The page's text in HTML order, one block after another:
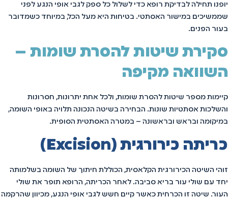
יופנו תחילה לבדיקת רופא כדי לשלול כל ספק לגבי אופי הנגע לפני
שממשיכים במישור האסתטי. בטיחות היא מעל הכל, במיוחד כשמדובר
בעור הפנים.
סקירת שיטות להסרת שומות –
השוואה מקיפה
קיימות מספר שיטות להסרת שומות, ולכל אחת יתרונות, חסרונות
והשלכות אסתטיות שונות. הבחירה בשיטה הנכונה תלויה באופי השומה,
במיקומה ובראש ובראשונה – במטרה האסתטית הסופית.
כריתה כירורגית (Excision)
זוהי השיטה הכירורגית הקלאסית, הכוללת חיתוך של השומה בשלמותה
יחד עם שולי עור בריא סביבה. לאחר הכריתה, הרופא תופר את שולי
העור. שיטה זו הכרחית כאשר קיים חשש לגבי אופי הנגע, מכיוון שהרקמה